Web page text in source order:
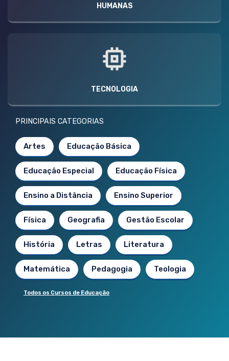
HUMANAS
TECNOLOGIA
PRINCIPAIS CATEGORIAS
Artes Educação Básica
Educação Especial Educação Física
Ensino a Distância Ensino Superior
Física Geografia Gestão Escolar
História Letras Literatura
Matemática Pedagogia Teologia
Todos os Cursos de Educação